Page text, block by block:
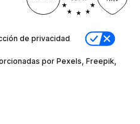
de privacidad
por Pexels, Freepik,